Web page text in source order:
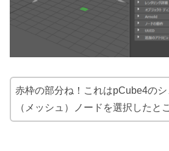
赤枠の部分ね！これはpCube4の
（メッシュ）ノードを選択したと